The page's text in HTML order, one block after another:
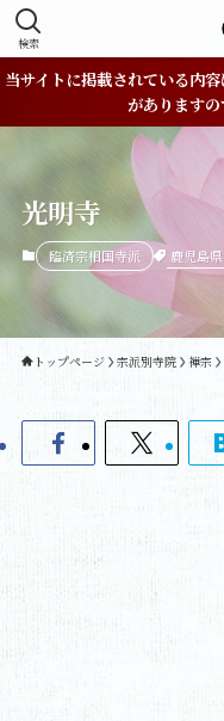
検索
当サイトに掲載されている内
がありますの
光明寺
臨済宗相国寺派 鹿児島県
トップページ 宗派別寺院 禅宗